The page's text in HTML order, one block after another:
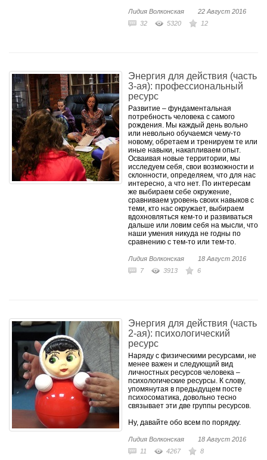
Лидия Волконская
22 Август 2016
32
5320 12
​Энергия для действия (часть
3-ая): профессиональный
ресурс
Развитие – фундаментальная
потребность человека с самого
рождения. Мы каждый день вольно
или невольно обучаемся чему-то
новому, обретаем и тренируем те или
иные навыки, накапливаем опыт.
Осваивая новые территории, мы
исследуем себя, свои возможности и
склонности, определяем, что для нас
интересно, а что нет. По интересам
же выбираем себе окружение,
сравниваем уровень своих навыков с
теми, кто нас окружает, выбираем
вдохновляться кем-то и развиваться
дальше или ловим себя на мысли, что
наши умения никуда не годны по
сравнению с тем-то или тем-то.
Лидия Волконская
18 Август 2016
7
3913 6
​Энергия для действия (часть
2-ая): психологический
ресурс
Наряду с физическими ресурсами, не
менее важен и следующий вид
личностных ресурсов человека –
психологические ресурсы. К слову,
упомянутая в предыдущем посте
психосоматика, довольно тесно
связывает эти две группы ресурсов.
Ну, давайте обо всем по порядку.
Лидия Волконская
18 Август 2016
11
4267 8